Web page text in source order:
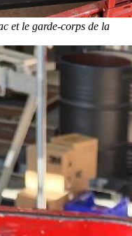
et le garde-corps de la